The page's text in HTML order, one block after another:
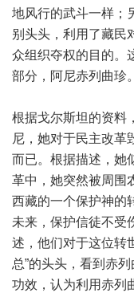
地风行的武斗一样；
别头头，利用了藏民
众组织夺权的目的。
部分，阿尼赤列曲珍。
根据戈尔斯坦的资料
尼，她对于民主改革
而已。根据描述，她
革中，她突然被周围
西藏的一个保护神的
未来，保护信徒不受
述，他们对于这位转
总”的头头，看到赤
功效，认为利用赤列